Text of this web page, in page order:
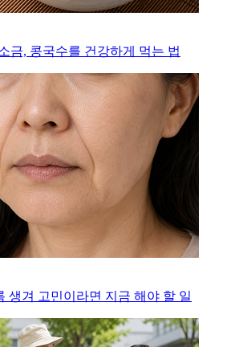
금, 콩국수를 건강하게 먹는 법
생겨 고민이라면 지금 해야 할 일